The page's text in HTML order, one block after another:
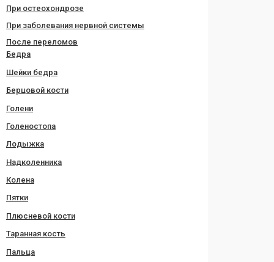
При остеохондрозе
При заболевания нервной системы
После переломов
Бедра
Шейки бедра
Берцовой кости
Голени
Голеностопа
Лодыжка
Надколенника
Колена
Пятки
Плюсневой кости
Таранная кость
Пальца